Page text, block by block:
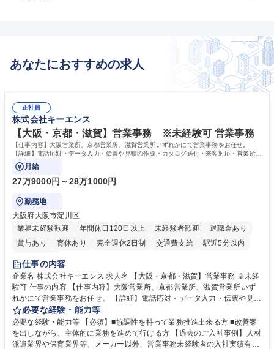
あなたにおすすめの求人
正社員
株式会社キーエンス
【大阪・京都・滋賀】営業事務 ※未経験可 営業事務
【仕事内容】大阪営業所、京都営業所、滋賀営業所いずれかにて営業事務をお任せ。
【詳細】電話応対・データ入力・伝票や見積の作成・カタログ送付・来客対応・営業所内
で発生する事務業務や業務改善をお任せ。
月給
27万9000円～28万1000円
勤務地
大阪府大阪市淀川区
業界未経験歓迎
年間休日120日以上 未経験者歓迎
退職金あり
賞与あり
育休あり 完全週休2日制 交通費支給
駅近5分以内
土日祝休み
仕事の内容
企業名 株式会社キーエンス 求人名 【大阪・京都・滋賀】営業事務 ※未経
験可 仕事の内容 【仕事内容】大阪営業所、京都営業所、滋賀営業所いず
れかにて営業事務をお任せ。 【詳細】電話応対・データ入力・伝票や見積
の作成・カタログ送付・来客対応・営業所内で発生する事務業務や業務改
善をお任せ。 【教育制度】ご入社後、育成担当とペアになりながらOJTに
て業務を覚えていただくことが可能です。業務システムがきちんと構築さ
れているため、スムーズに仕事に慣れることができる環境です。また、
必要な経験・能力等
必要な経験・能力等 【必須】■協調性を持って業務推進出来る方 ■改善案
を出しながら、主体的に業務を進めて行ける方 【過去のご入社事例】人材
派遣業界や保育業界等、メーカー以外、営業事務未経験者の入社実績有